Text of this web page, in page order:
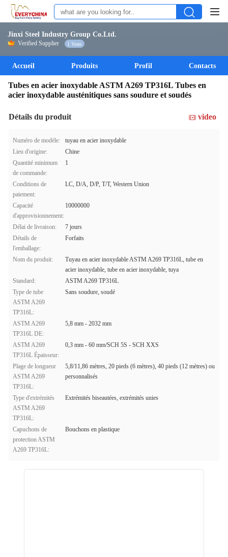
Jinxi Steel Industry Group Co.Ltd.
Verified Supplier 1 Years
Accueil Produits Profil Contacts
Tubes en acier inoxydable ASTM A269 TP316L Tubes en
acier inoxydable austénitiques sans soudure et soudés
Détails du produit video
Numéro de modèle:
tuyau en acier inoxydable
Lieu d'origine:
Chine
Quantité minimum
de commande:
1
Conditions de
paiement:
LC, D/A, D/P, T/T, Western Union
Capacité
d'approvisionnement:
10000000
Délai de livraison:
7 jours
Détails de
l'emballage:
Forfaits
Nom du produit:
Tuyau en acier inoxydable ASTM A269 TP316L, tube en
acier inoxydable, tube en acier inoxydable, tuya
Standard:
ASTM A269 TP316L
Type de tube
ASTM A269
TP316L:
Sans soudure, soudé
ASTM A269
TP316L DE:
5,8 mm - 2032 mm
ASTM A269
TP316L Épaisseur:
0,3 mm - 60 mm/SCH 5S - SCH XXS
Plage de longueur
ASTM A269
TP316L:
5,8/11,86 mètres, 20 pieds (6 mètres), 40 pieds (12 mètres) ou
personnalisés
Type d'extrémités
ASTM A269
TP316L:
Extrémités biseautées, extrémités unies
Capuchons de
protection ASTM
A269 TP316L:
Bouchons en plastique